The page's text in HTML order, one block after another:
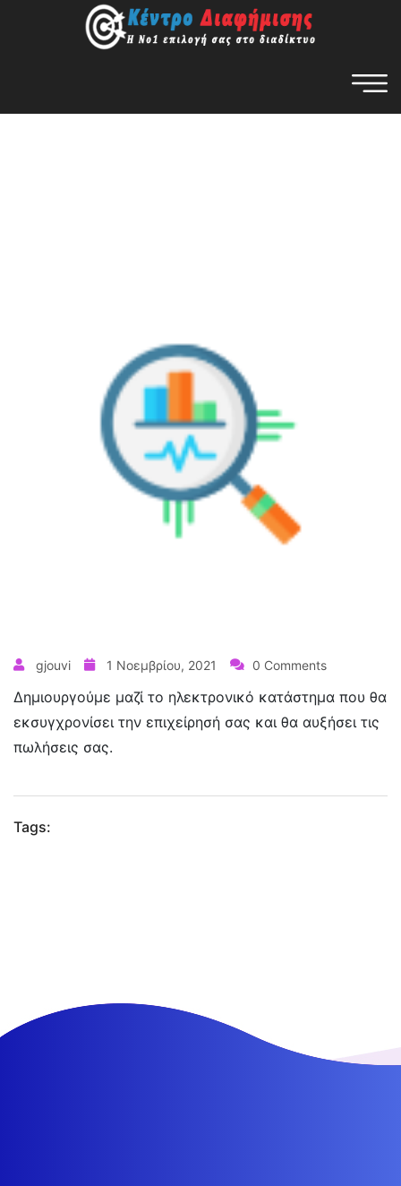
gjouvi 1 Νοεμβρίου, 2021 0 Comments
Δημιουργούμε μαζί το ηλεκτρονικό κατάστημα που θα
εκσυγχρονίσει την επιχείρησή σας και θα αυξήσει τις
πωλήσεις σας.
Tags: